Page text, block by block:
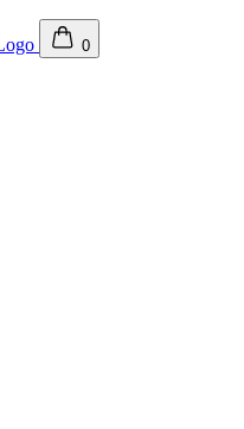
0